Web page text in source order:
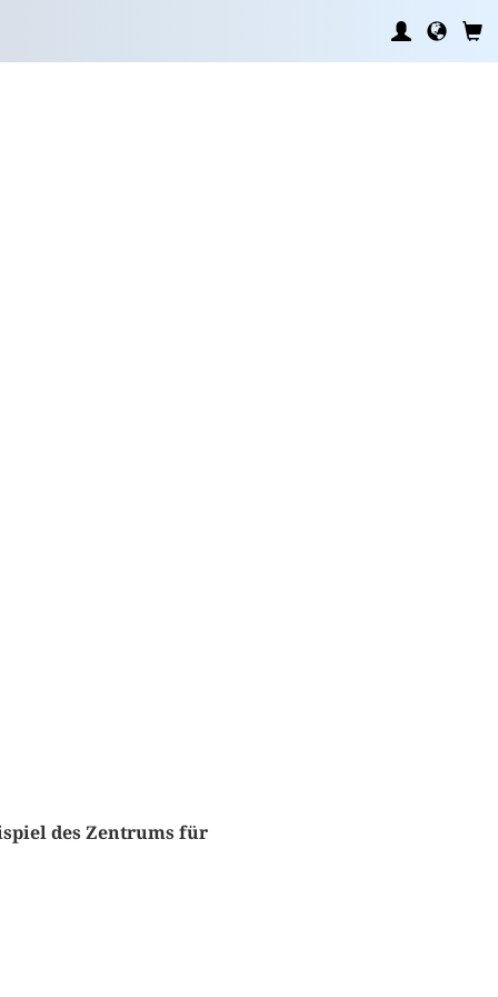
des Zentrums für